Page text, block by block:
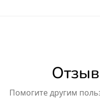
Помогите другим